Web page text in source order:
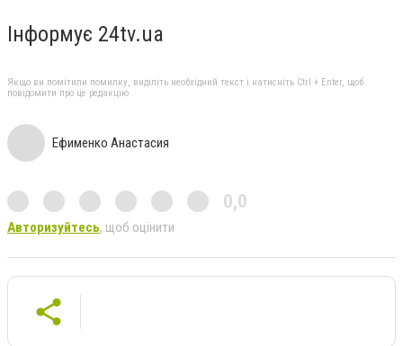
Інформує 24tv.ua
Якщо ви помітили помилку, виділіть необхідний текст і натисніть Ctrl + Enter, щоб
повідомити про це редакцію
Ефименко Анастасия
0,0
Авторизуйтесь, щоб оцінити